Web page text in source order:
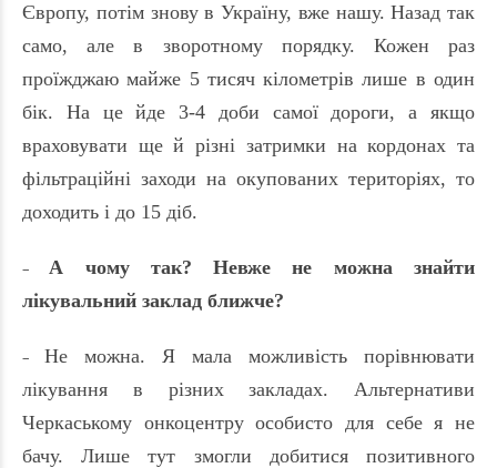
Європу, потім знову в Україну, вже нашу. Назад так
само, але в зворотному порядку. Кожен раз
проїжджаю майже 5 тисяч кілометрів лише в один
бік. На це йде 3-4 доби самої дороги, а якщо
враховувати ще й різні затримки на кордонах та
фільтраційні заходи на окупованих територіях, то
доходить і до 15 діб.
–А чому так? Невже не можна знайти
лікувальний заклад ближче?
– Не можна. Я мала можливість порівнювати
лікування в різних закладах. Альтернативи
Черкаському онкоцентру особисто для себе я не
бачу. Лише тут змогли добитися позитивного